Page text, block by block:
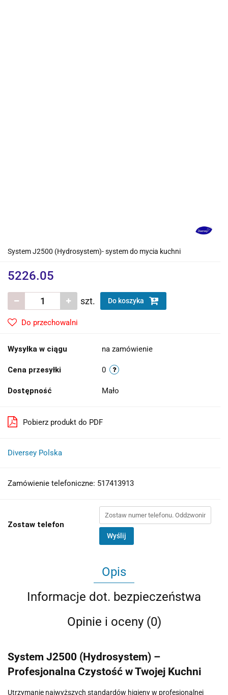
System J2500 (Hydrosystem)- system do mycia kuchni
5226.05
szt. Do koszyka
Do przechowalni
Wysyłka w ciągu na zamówienie
Cena przesyłki 0
Dostępność Mało
Pobierz produkt do PDF
Diversey Polska
Zamówienie telefoniczne: 517413913
Zostaw telefon
Wyślij
Opis
Informacje dot. bezpieczeństwa
Opinie i oceny (0)
System J2500 (Hydrosystem) –
Profesjonalna Czystość w Twojej Kuchni
Utrzymanie najwyższych standardów higieny w profesjonalnej